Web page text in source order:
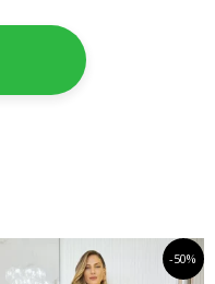
-50%
preço
original
preço
atual
Este
produto